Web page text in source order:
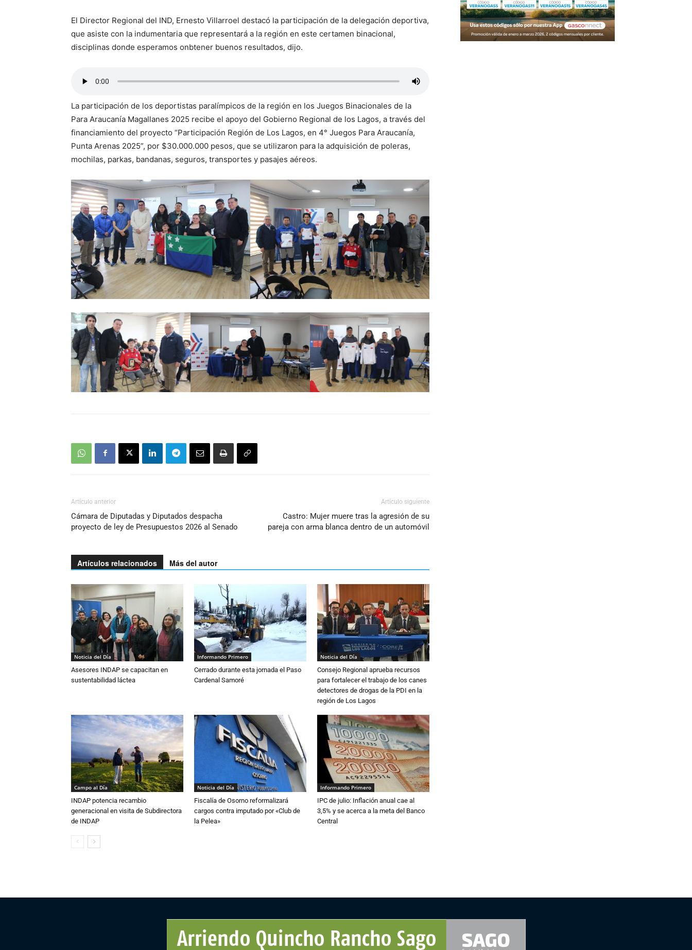
El Director Regional del IND, Ernesto Villarroel destacó la participación de la delegación deportiva,
que asiste con la indumentaria que representará a la región en este certamen binacional,
disciplinas donde esperamos onbtener buenos resultados, dijo.
La participación de los deportistas paralímpicos de la región en los Juegos Binacionales de la
Para Araucanía Magallanes 2025 recibe el apoyo del Gobierno Regional de los Lagos, a través del
financiamiento del proyecto “Participación Región de Los Lagos, en 4° Juegos Para Araucanía,
Punta Arenas 2025”, por $30.000.000 pesos, que se utilizaron para la adquisición de poleras,
mochilas, parkas, bandanas, seguros, transportes y pasajes aéreos.
Artículo anterior
Cámara de Diputadas y Diputados despacha
proyecto de ley de Presupuestos 2026 al Senado
Artículo siguiente
Castro: Mujer muere tras la agresión de su
pareja con arma blanca dentro de un automóvil
Artículos relacionados Más del autor
Noticia del Día
Asesores INDAP se capacitan en
sustentabilidad láctea
Informando Primero
Cerrado durante esta jornada el Paso
Cardenal Samoré
Noticia del Día
Consejo Regional aprueba recursos
para fortalecer el trabajo de los canes
detectores de drogas de la PDI en la
región de Los Lagos
Campo al Día
INDAP potencia recambio
generacional en visita de Subdirectora
de INDAP
Noticia del Día
Fiscalía de Osorno reformalizará
cargos contra imputado por «Club de
la Pelea»
Informando Primero
IPC de julio: Inflación anual cae al
3,5% y se acerca a la meta del Banco
Central